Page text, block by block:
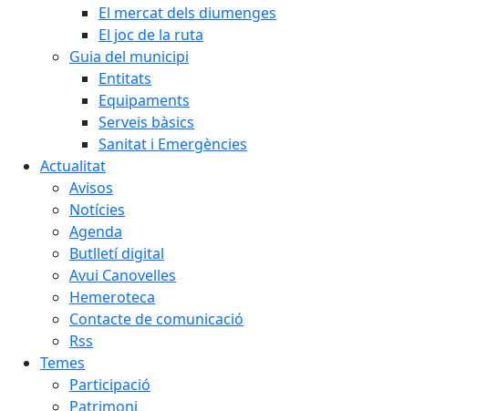
El mercat dels diumenges
El joc de la ruta
Guia del municipi
Entitats
Equipaments
Serveis bàsics
Sanitat i Emergències
Actualitat
Avisos
Notícies
Agenda
Butlletí digital
Avui Canovelles
Hemeroteca
Contacte de comunicació
Rss
Temes
Participació
Patrimoni